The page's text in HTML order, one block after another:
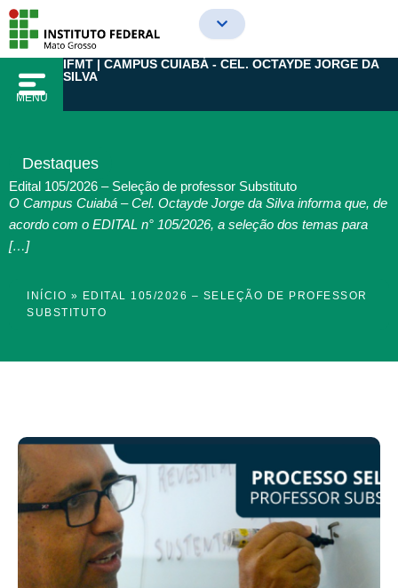
para
conteúdo
MENU
IFMT | CAMPUS CUIABÁ - CEL. OCTAYDE JORGE DA
SILVA
Destaques
Edital 105/2026 – Seleção de professor Substituto
O Campus Cuiabá – Cel. Octayde Jorge da Silva informa que, de
acordo com o EDITAL n° 105/2026, a seleção dos temas para
[…]
INÍCIO » EDITAL 105/2026 – SELEÇÃO DE PROFESSOR
SUBSTITUTO